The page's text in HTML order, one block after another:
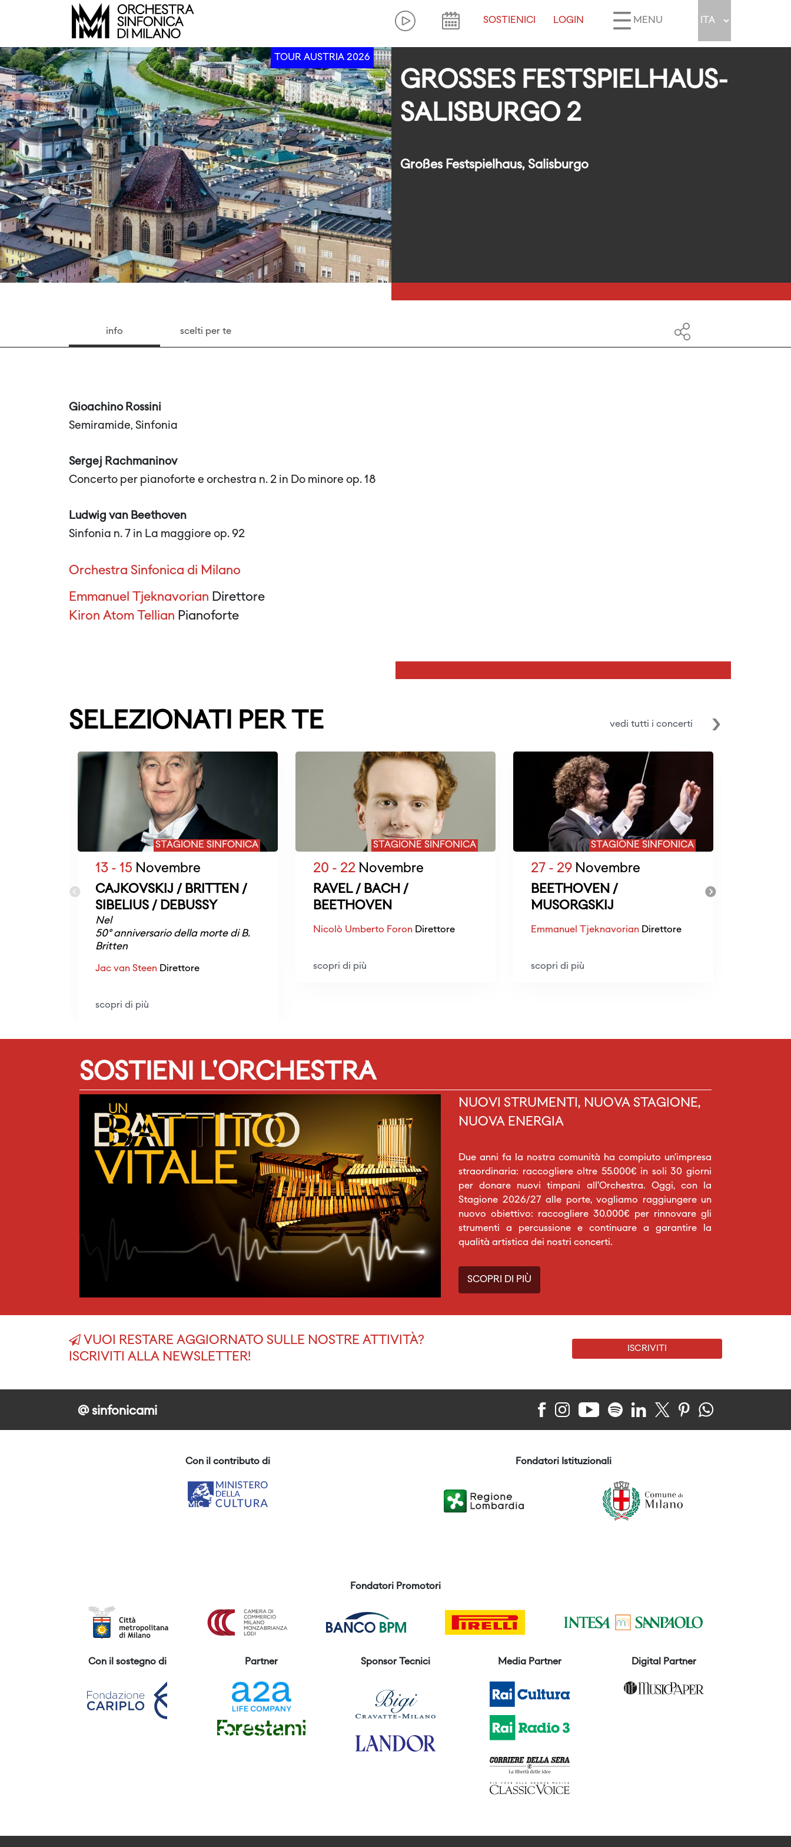
SOSTIENICI LOGIN MENU
TOUR AUSTRIA 2026
GROSSES FESTSPIELHAUS-S
ALISBURGO 2
Großes Festspielhaus, Salisburgo
info scelti per te
Gioachino Rossini
Semiramide, Sinfonia
Sergej Rachmaninov
Concerto per pianoforte e orchestra n. 2 in Do minore op. 18
Ludwig van Beethoven
Sinfonia n. 7 in La maggiore op. 92
Orchestra Sinfonica di Milano
Emmanuel Tjeknavorian Direttore
Kiron Atom Tellian Pianoforte
SELEZIONATI PER TE vedi tutti i concerti
STAGIONE SINFONICA
13 - 15 Novembre
CAJKOVSKIJ / BRITTEN /
SIBELIUS / DEBUSSY
Nel
50° anniversario della morte di B.
Britten
Jac van Steen Direttore
scopri di più
STAGIONE SINFONICA
20 - 22 Novembre
RAVEL / BACH /
BEETHOVEN
Nicolò Umberto Foron Direttore
scopri di più
STAGIONE SINFONICA
27 - 29 Novembre
BEETHOVEN /
MUSORGSKIJ
Emmanuel Tjeknavorian Direttore
scopri di più
SOSTIENI L'ORCHESTRA
NUOVI STRUMENTI, NUOVA STAGIONE,
NUOVA ENERGIA
Due anni fa la nostra comunità ha compiuto un’impresa
straordinaria: raccogliere oltre 55.000€ in soli 30 giorni
per donare nuovi timpani all’Orchestra. Oggi, con la
Stagione 2026/27 alle porte, vogliamo raggiungere un
nuovo obiettivo: raccogliere 30.000€ per rinnovare gli
strumenti a percussione e continuare a garantire la
qualità artistica dei nostri concerti.
SCOPRI DI PIÙ
VUOI RESTARE AGGIORNATO SULLE NOSTRE ATTIVITÀ?
ISCRIVITI ALLA NEWSLETTER!
ISCRIVITI
@ sinfonicami
Con il contributo di Fondatori Istituzionali
Fondatori Promotori
Con il sostegno di Partner Sponsor Tecnici Media Partner Digital Partner